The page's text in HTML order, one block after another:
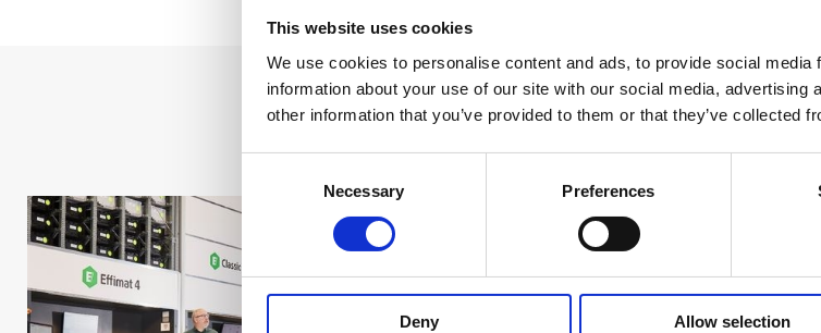
This website uses cookies
We use cookies to personalise content and ads, to provide social
information about your use of our site with our social media, advertising
other information that you’ve provided to them or that they’ve collected
Necessary Preferences
Deny Allow selection
Seneste